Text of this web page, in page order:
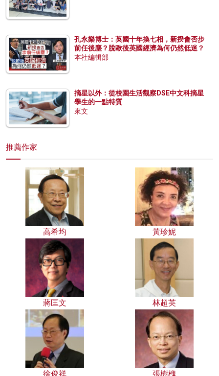
孔永樂博士：英國十年換七相，新揆會否步
前任後塵？脫歐後英國經濟為何仍然低迷？
本社編輯部
摘星以外：從校園生活觀察DSE中文科摘星
學生的一點特質
來文
推薦作家
高希均 黃珍妮
蔣匡文 林超英
徐俊祥 張樹槐